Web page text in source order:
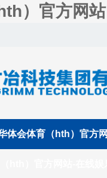
）官方网站
体会体育（hth）官方